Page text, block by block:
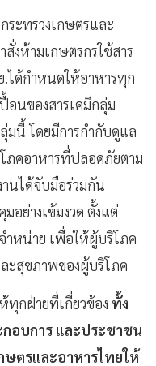
ะทรวงเกษตรและ
งห้ามเกษตรกรใช้สาร
.ได้กำหนดให้อาหารทุก
นของสารเคมีกลุ่ม
มนี้ โดยมีการกำกับดูแล
ภคอาหารที่ปลอดภัยตาม
นได้จับมือร่วมกัน
อย่างเข้มงวด ตั้งแต่
ำหน่าย เพื่อให้ผู้บริโภค
ะสุขภาพของผู้บริโภค
ทุกฝ่ายที่เกี่ยวข้อง ทั้ง
อบการ และประชาชน
ษตรและอาหารไทยให้